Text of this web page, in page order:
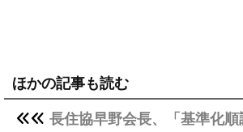
ほかの記事も読む
長住協早野会長、「基準化